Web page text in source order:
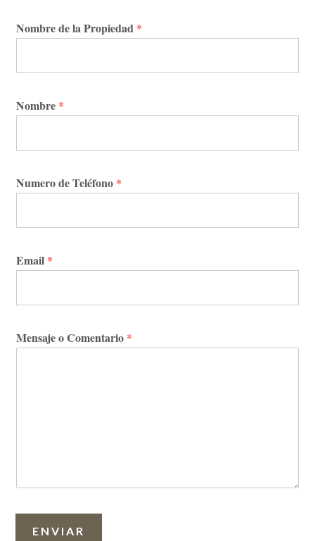
Nombre de la Propiedad *
Nombre *
Numero de Teléfono *
Email *
Mensaje o Comentario *
ENVIAR